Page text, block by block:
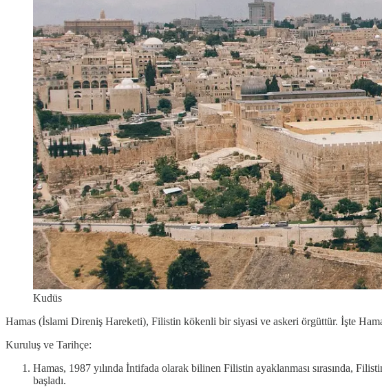
Kudüs
Hamas (İslami Direniş Hareketi), Filistin kökenli bir siyasi ve askeri örgüttür. İşte
Kuruluş ve Tarihçe:
Hamas, 1987 yılında İntifada olarak bilinen Filistin ayaklanması sırasında,
başladı.